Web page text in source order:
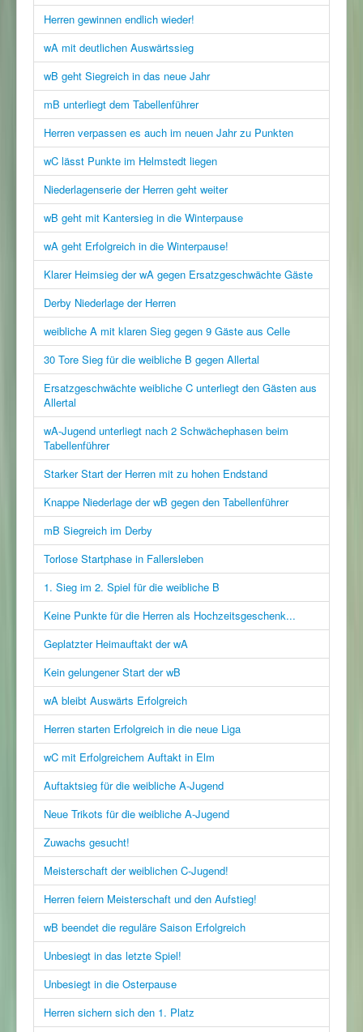
Herren gewinnen endlich wieder!
wA mit deutlichen Auswärtssieg
wB geht Siegreich in das neue Jahr
mB unterliegt dem Tabellenführer
Herren verpassen es auch im neuen Jahr zu Punkten
wC lässt Punkte im Helmstedt liegen
Niederlagenserie der Herren geht weiter
wB geht mit Kantersieg in die Winterpause
wA geht Erfolgreich in die Winterpause!
Klarer Heimsieg der wA gegen Ersatzgeschwächte Gäste
Derby Niederlage der Herren
weibliche A mit klaren Sieg gegen 9 Gäste aus Celle
30 Tore Sieg für die weibliche B gegen Allertal
Ersatzgeschwächte weibliche C unterliegt den Gästen aus
Allertal
wA-Jugend unterliegt nach 2 Schwächephasen beim
Tabellenführer
Starker Start der Herren mit zu hohen Endstand
Knappe Niederlage der wB gegen den Tabellenführer
mB Siegreich im Derby
Torlose Startphase in Fallersleben
1. Sieg im 2. Spiel für die weibliche B
Keine Punkte für die Herren als Hochzeitsgeschenk...
Geplatzter Heimauftakt der wA
Kein gelungener Start der wB
wA bleibt Auswärts Erfolgreich
Herren starten Erfolgreich in die neue Liga
wC mit Erfolgreichem Auftakt in Elm
Auftaktsieg für die weibliche A-Jugend
Neue Trikots für die weibliche A-Jugend
Zuwachs gesucht!
Meisterschaft der weiblichen C-Jugend!
Herren feiern Meisterschaft und den Aufstieg!
wB beendet die reguläre Saison Erfolgreich
Unbesiegt in das letzte Spiel!
Unbesiegt in die Osterpause
Herren sichern sich den 1. Platz